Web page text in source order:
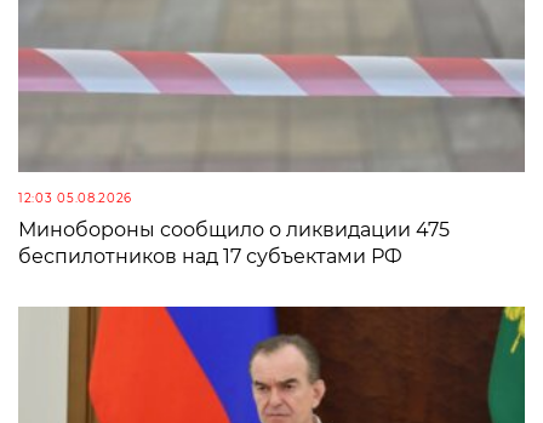
12:03 05.08.2026
Минобороны сообщило о ликвидации 475
беспилотников над 17 субъектами РФ